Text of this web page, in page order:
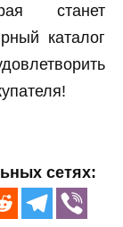
станет
каталог
сетях: